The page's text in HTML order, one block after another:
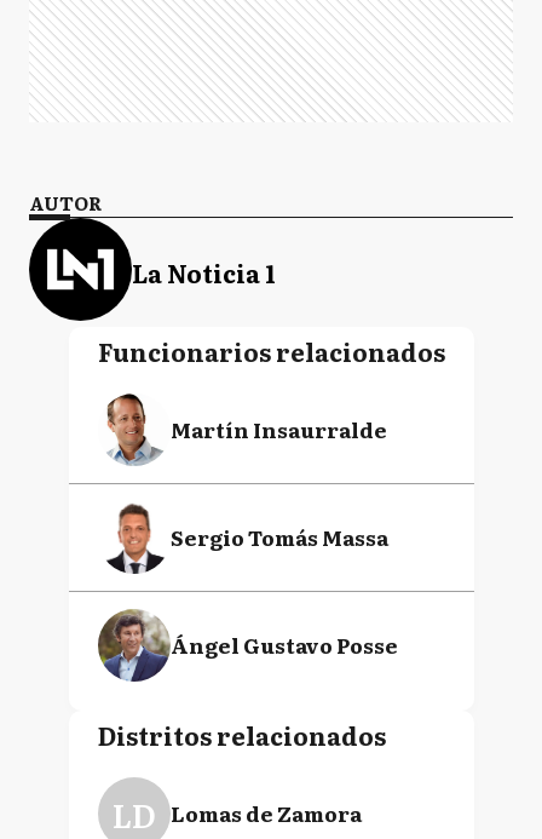
AUTOR
La Noticia 1
Funcionarios relacionados
Martín Insaurralde
Sergio Tomás Massa
Ángel Gustavo Posse
Distritos relacionados
LD Lomas de Zamora